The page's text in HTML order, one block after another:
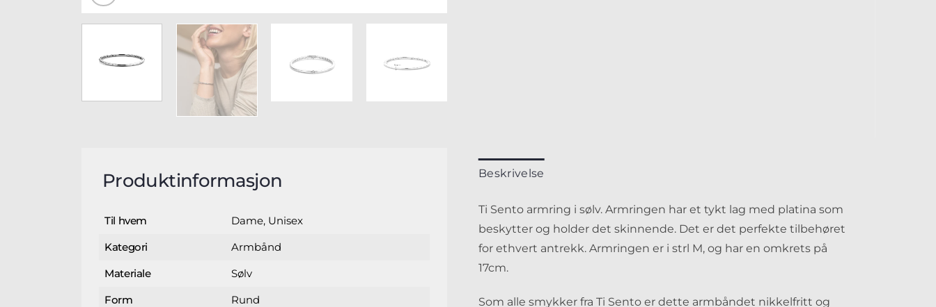
Produktinformasjon
Til hvem Dame, Unisex
Kategori Armbånd
Materiale Sølv
Form Rund
Beskrivelse
Ti Sento armring i sølv. Armringen har et tykt lag med platina som
beskytter og holder det skinnende. Det er det perfekte tilbehøret
for ethvert antrekk. Armringen er i strl M, og har en omkrets på
17cm.
Som alle smykker fra Ti Sento er dette armbåndet nikkelfritt og